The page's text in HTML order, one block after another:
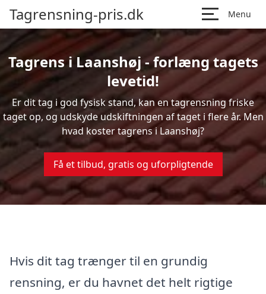
Tagrensning-pris.dk Menu
Tagrens i Laanshøj - forlæng tagets
levetid!
Er dit tag i god fysisk stand, kan en tagrensning friske
taget op, og udskyde udskiftningen af taget i flere år. Men
hvad koster tagrens i Laanshøj?
Få et tilbud, gratis og uforpligtende
Hvis dit tag trænger til en grundig
rensning, er du havnet det helt rigtige